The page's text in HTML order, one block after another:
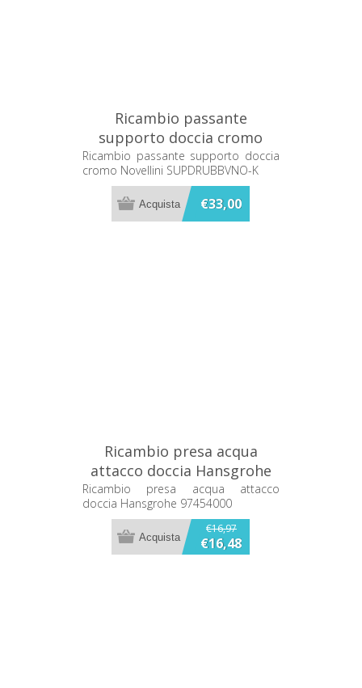
Ricambio passante
supporto doccia cromo
Novellini SUPDRUBBVNO-K
Ricambio passante supporto doccia
cromo Novellini SUPDRUBBVNO-K
€33,00
Ricambio presa acqua
attacco doccia Hansgrohe
97454000
Ricambio presa acqua attacco
doccia Hansgrohe 97454000
€16,97
€16,48